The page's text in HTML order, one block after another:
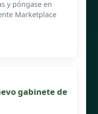
y póngase en
Marketplace
gabinete de